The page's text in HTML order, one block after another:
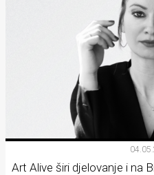
Art Alive širi djelovanje i na